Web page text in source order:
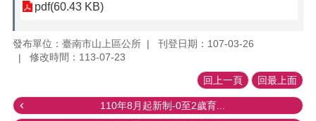
pdf(60.43 KB)
發布單位：臺南市山上區公所
刊登日期：107-03-26
修改時間：113-07-23
回上一頁 回最上面
110年8月起新制-0至2歲育...